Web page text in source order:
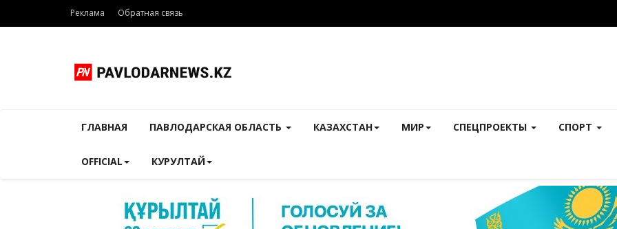
Реклама Обратная связь
ГЛАВНАЯ ПАВЛОДАРСКАЯ ОБЛАСТЬ КАЗАХСТАН МИР СПЕЦПРОЕКТЫ СПОРТ
OFFICIAL КУРУЛТАЙ